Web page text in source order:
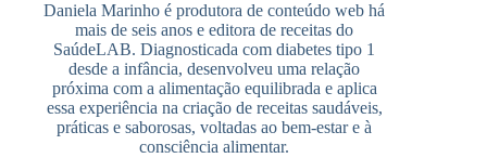
Daniela Marinho é produtora de conteúdo web há
mais de seis anos e editora de receitas do
SaúdeLAB. Diagnosticada com diabetes tipo 1
desde a infância, desenvolveu uma relação
próxima com a alimentação equilibrada e aplica
essa experiência na criação de receitas saudáveis,
práticas e saborosas, voltadas ao bem-estar e à
consciência alimentar.